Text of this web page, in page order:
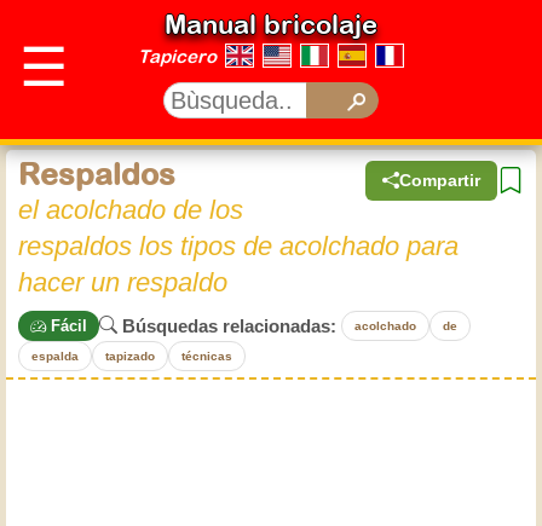
☰
Manual bricolaje
Tapicero
Compartir
Respaldos
el acolchado de los
respaldos los tipos de acolchado para
hacer un respaldo
Fácil Búsquedas relacionadas: acolchado de
espalda tapizado técnicas